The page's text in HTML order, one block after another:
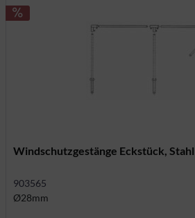
Windschutzgestänge Eckstück, Stahl
903565
Ø28mm